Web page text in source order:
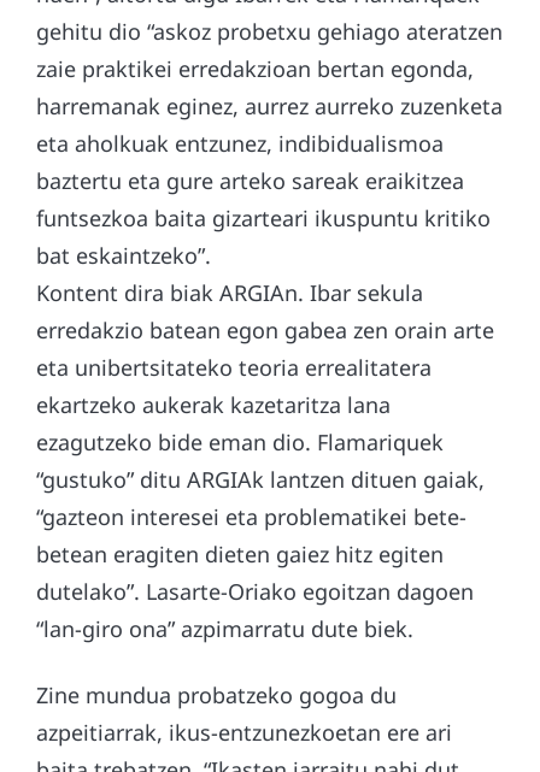
gehitu dio “askoz probetxu gehiago ateratzen
zaie praktikei erredakzioan bertan egonda,
harremanak eginez, aurrez aurreko zuzenketa
eta aholkuak entzunez, indibidualismoa
baztertu eta gure arteko sareak eraikitzea
funtsezkoa baita gizarteari ikuspuntu kritiko
bat eskaintzeko”.
Kontent dira biak ARGIAn. Ibar sekula
erredakzio batean egon gabea zen orain arte
eta unibertsitateko teoria errealitatera
ekartzeko aukerak kazetaritza lana
ezagutzeko bide eman dio. Flamariquek
“gustuko” ditu ARGIAk lantzen dituen gaiak,
“gazteon interesei eta problematikei bete-
betean eragiten dieten gaiez hitz egiten
dutelako”. Lasarte-Oriako egoitzan dagoen
“lan-giro ona” azpimarratu dute biek.
Zine mundua probatzeko gogoa du
azpeitiarrak, ikus-entzunezkoetan ere ari